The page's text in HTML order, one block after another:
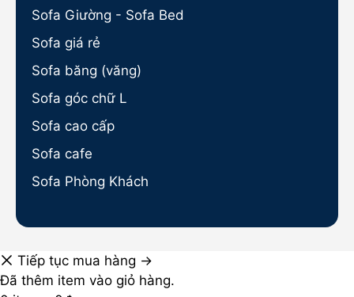
Sofa Giường - Sofa Bed
Sofa giá rẻ
Sofa băng (văng)
Sofa góc chữ L
Sofa cao cấp
Sofa cafe
Sofa Phòng Khách
Tiếp tục mua hàng →
Đã thêm item vào giỏ hàng.